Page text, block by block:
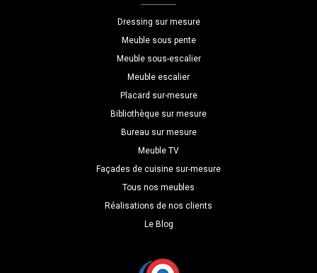
Dressing sur mesure
Meuble sous pente
Meuble sous-escalier
Meuble escalier
Placard sur-mesure
Bibliothèque sur mesure
Bureau sur mesure
Meuble TV
Façades de cuisine sur-mesure
Tous nos meubles
Réalisations de nos clients
Le Blog